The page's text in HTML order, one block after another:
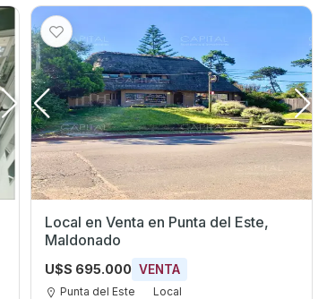
Local en Venta en Punta del Este,
Maldonado
U$S 695.000 VENTA
Punta del Este Local